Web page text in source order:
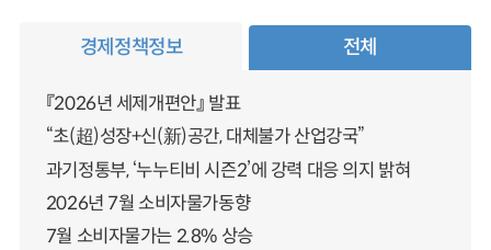
경제정책정보 전체
『2026년 세제개편안』 발표
“초(超)성장+신(新)공간, 대체불가 산업강국”
과기정통부, ‘누누티비 시즌2’에 강력 대응 의지 밝혀
2026년 7월 소비자물가동향
7월 소비자물가는 2.8% 상승